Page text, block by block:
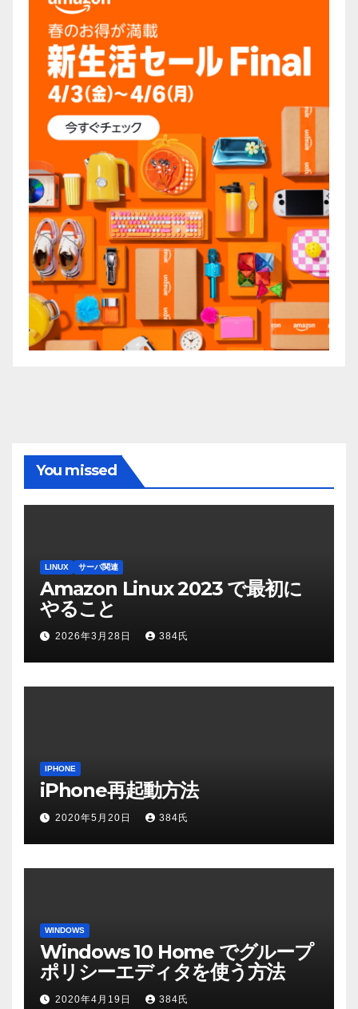
You missed
LINUX サーバ関連
Amazon Linux 2023 で最初に
やること
2026年3月28日 384氏
IPHONE
iPhone再起動方法
2020年5月20日 384氏
WINDOWS
Windows 10 Home でグループ
ポリシーエディタを使う方法
2020年4月19日 384氏